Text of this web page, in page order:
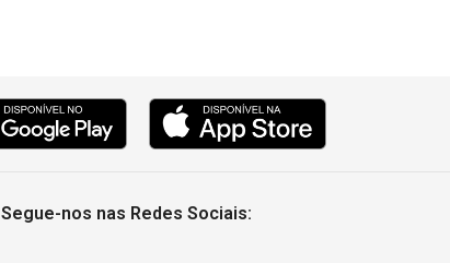
Segue-nos nas Redes Sociais: